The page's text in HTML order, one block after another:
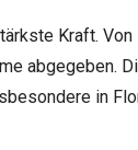
Kraft. Von
abgegeben.
in